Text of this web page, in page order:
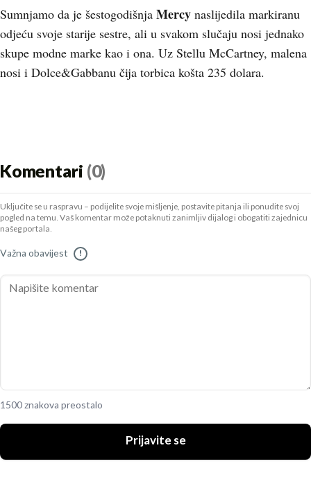
Sumnjamo da je šestogodišnja Mercy naslijedila markiranu
odjeću svoje starije sestre, ali u svakom slučaju nosi jednako
skupe modne marke kao i ona. Uz Stellu McCartney, malena
nosi i Dolce&Gabbanu čija torbica košta 235 dolara.
Komentari (0)
Uključite se u raspravu – podijelite svoje mišljenje, postavite pitanja ili ponudite svoj
pogled na temu. Vaš komentar može potaknuti zanimljiv dijalog i obogatiti zajednicu
našeg portala.
Važna obavijest !
1500 znakova preostalo
Prijavite se